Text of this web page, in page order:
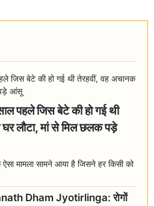
पहले जिस बेटे की हो गई थी
लौटा, मां से मिल छलक पड़े
मामला सामने आया है जिसने हर किसी को
Dham Jyotirlinga: रोगों